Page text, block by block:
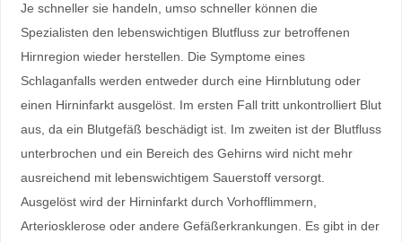
Je schneller sie handeln, umso schneller können die
Spezialisten den lebenswichtigen Blutfluss zur betroffenen
Hirnregion wieder herstellen. Die Symptome eines
Schlaganfalls werden entweder durch eine Hirnblutung oder
einen Hirninfarkt ausgelöst. Im ersten Fall tritt unkontrolliert Blut
aus, da ein Blutgefäß beschädigt ist. Im zweiten ist der Blutfluss
unterbrochen und ein Bereich des Gehirns wird nicht mehr
ausreichend mit lebenswichtigem Sauerstoff versorgt.
Ausgelöst wird der Hirninfarkt durch Vorhofflimmern,
Arteriosklerose oder andere Gefäßerkrankungen. Es gibt in der